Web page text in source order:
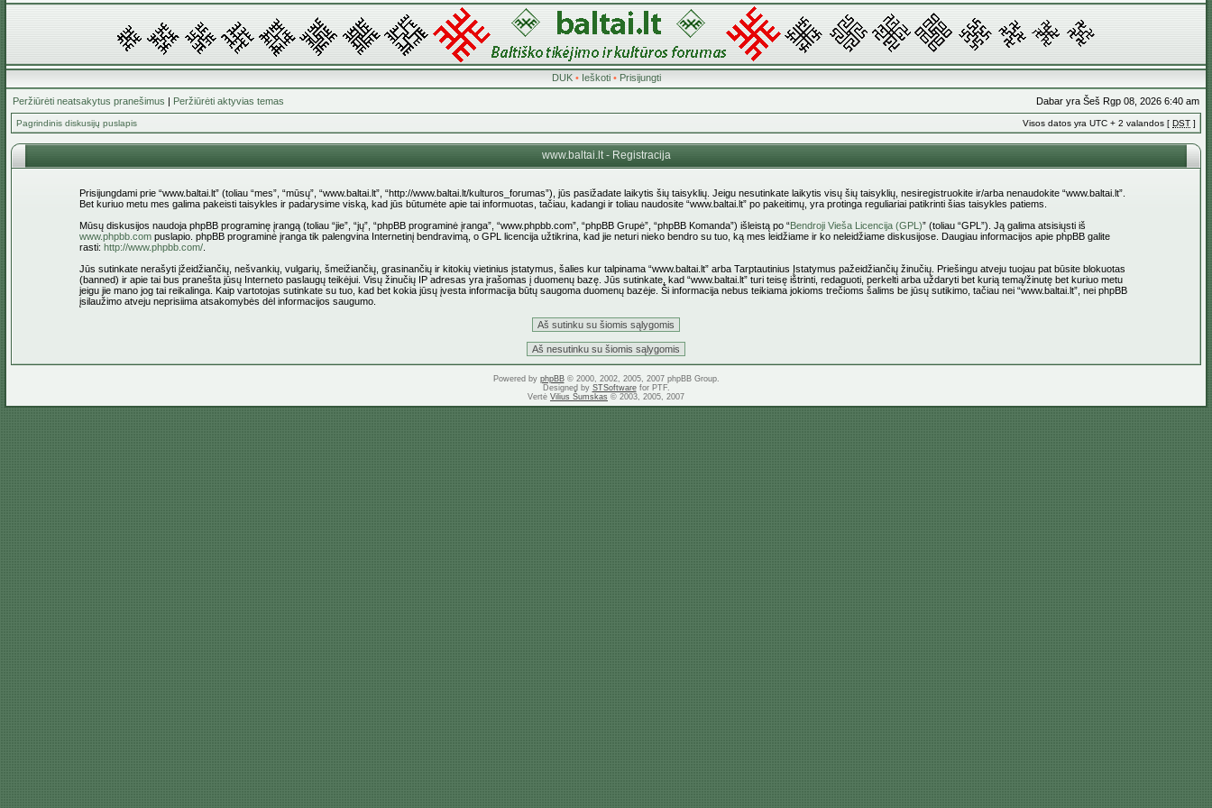
DUK• Ieškoti• Prisijungti
Peržiūrėti neatsakytus pranešimus | Peržiūrėti aktyvias temas Dabar yra Šeš Rgp 08, 2026 6:40 am
Pagrindinis diskusijų puslapis Visos datos yra UTC + 2 valandos [ DST ]
www.baltai.lt - Registracija
Prisijungdami prie “www.baltai.lt” (toliau “mes”, “mūsų”, “www.baltai.lt”, “http://www.baltai.lt/kulturos_forumas”), jūs pasižadate laikytis šių taisyklių. Jeigu nesutinkate laikytis visų šių taisyklių, nesiregistruokite ir/arba nenaudokite “www.baltai.lt”.
Bet kuriuo metu mes galima pakeisti taisykles ir padarysime viską, kad jūs būtumėte apie tai informuotas, tačiau, kadangi ir toliau naudosite “www.baltai.lt” po pakeitimų, yra protinga reguliariai patikrinti šias taisykles patiems.
Mūsų diskusijos naudoja phpBB programinę įrangą (toliau “jie”, “jų”, “phpBB programinė įranga”, “www.phpbb.com”, “phpBB Grupė”, “phpBB Komanda”) išleistą po “Bendroji Vieša Licencija (GPL)” (toliau “GPL”). Ją galima atsisiųsti iš
www.phpbb.compuslapio. phpBB programinė įranga tik palengvina Internetinį bendravimą, o GPL licencija užtikrina, kad jie neturi nieko bendro su tuo, ką mes leidžiame ir ko neleidžiame diskusijose. Daugiau informacijos apie phpBB galite
rasti: http://www.phpbb.com/.
Jūs sutinkate nerašyti įžeidžiančių, nešvankių, vulgarių, šmeižiančių, grasinančių ir kitokių vietinius įstatymus, šalies kur talpinama “www.baltai.lt” arba Tarptautinius Įstatymus pažeidžiančių žinučių. Priešingu atveju tuojau pat būsite blokuotas
(banned) ir apie tai bus pranešta jūsų Interneto paslaugų teikėjui. Visų žinučių IP adresas yra įrašomas į duomenų bazę. Jūs sutinkate, kad “www.baltai.lt” turi teisę ištrinti, redaguoti, perkelti arba uždaryti bet kurią temą/žinutę bet kuriuo metu
jeigu jie mano jog tai reikalinga. Kaip vartotojas sutinkate su tuo, kad bet kokia jūsų įvesta informacija būtų saugoma duomenų bazėje. Ši informacija nebus teikiama jokioms trečioms šalims be jūsų sutikimo, tačiau nei “www.baltai.lt”, nei phpBB
įsilaužimo atveju neprisiima atsakomybės dėl informacijos saugumo.
Powered by phpBB© 2000, 2002, 2005, 2007 phpBB Group.
Designed by STSoftwarefor PTF.
Vertė Vilius Šumskas © 2003, 2005, 2007